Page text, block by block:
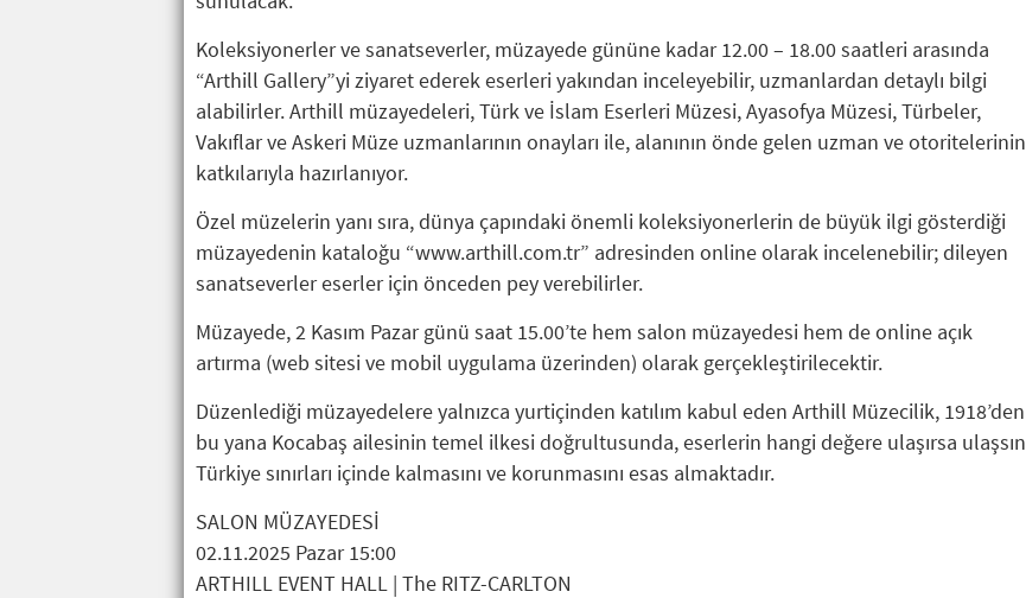
Koleksiyonerler ve sanatseverler, müzayede gününe kadar 12.00 – 18.00 saatleri arasında
“Arthill Gallery”yi ziyaret ederek eserleri yakından inceleyebilir, uzmanlardan detaylı bilgi
alabilirler. Arthill müzayedeleri, Türk ve İslam Eserleri Müzesi, Ayasofya Müzesi, Türbeler,
Vakıflar ve Askeri Müze uzmanlarının onayları ile, alanının önde gelen uzman ve otoritelerinin
katkılarıyla hazırlanıyor.
Özel müzelerin yanı sıra, dünya çapındaki önemli koleksiyonerlerin de büyük ilgi gösterdiği
müzayedenin kataloğu “www.arthill.com.tr” adresinden online olarak incelenebilir; dileyen
sanatseverler eserler için önceden pey verebilirler.
Müzayede, 2 Kasım Pazar günü saat 15.00’te hem salon müzayedesi hem de online açık
artırma (web sitesi ve mobil uygulama üzerinden) olarak gerçekleştirilecektir.
Düzenlediği müzayedelere yalnızca yurtiçinden katılım kabul eden Arthill Müzecilik, 1918’den
bu yana Kocabaş ailesinin temel ilkesi doğrultusunda, eserlerin hangi değere ulaşırsa ulaşsın
Türkiye sınırları içinde kalmasını ve korunmasını esas almaktadır.
SALON MÜZAYEDESİ
02.11.2025 Pazar 15:00
ARTHILL EVENT HALL | The RITZ-CARLTON